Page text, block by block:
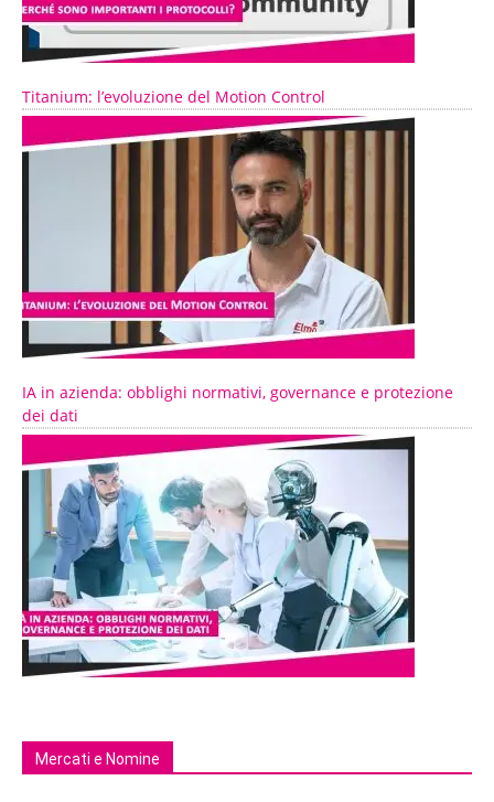
Titanium: l’evoluzione del Motion Control
IA in azienda: obblighi normativi, governance e protezione
dei dati
Mercati e Nomine